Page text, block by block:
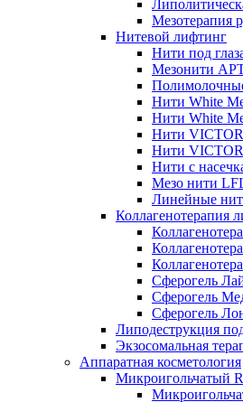
Мезотерапия
Нитевой лифтинг
Нити под
Мезонити
Нити White
Нити White
Нити
Нити
Нити с
Мезо нити
Линейные
Коллагенотерапия
Сферогель
Сферогель
Сферогель
Липодеструкция
Экзосомальная
Аппаратная косметология
Микроигольчатый